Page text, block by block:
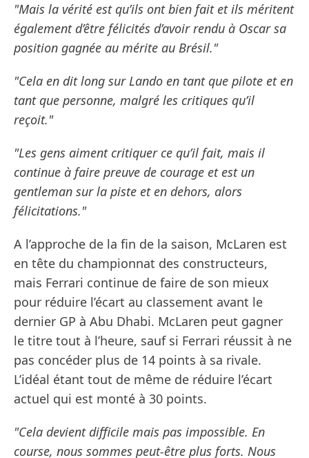
"Mais la vérité est qu’ils ont bien fait et ils méritent
également d’être félicités d’avoir rendu à Oscar sa
position gagnée au mérite au Brésil."
"Cela en dit long sur Lando en tant que pilote et en
tant que personne, malgré les critiques qu’il
reçoit."
"Les gens aiment critiquer ce qu’il fait, mais il
continue à faire preuve de courage et est un
gentleman sur la piste et en dehors, alors
félicitations."
A l’approche de la fin de la saison, McLaren est
en tête du championnat des constructeurs,
mais Ferrari continue de faire de son mieux
pour réduire l’écart au classement avant le
dernier GP à Abu Dhabi. McLaren peut gagner
le titre tout à l’heure, sauf si Ferrari réussit à ne
pas concéder plus de 14 points à sa rivale.
L’idéal étant tout de même de réduire l’écart
actuel qui est monté à 30 points.
"Cela devient difficile mais pas impossible. En
course, nous sommes peut-être plus forts. Nous